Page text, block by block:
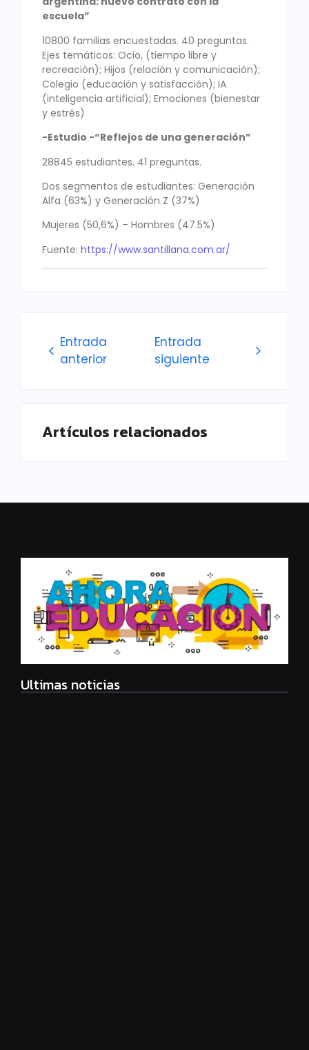
escuela”
10800 familias encuestadas. 40 preguntas.
Ejes temáticos: Ocio, (tiempo libre y
recreación); Hijos (relación y comunicación);
Colegio (educación y satisfacción); IA
(inteligencia artificial); Emociones (bienestar
y estrés)
-Estudio -“Reflejos de una generación”
28845 estudiantes. 41 preguntas.
Dos segmentos de estudiantes: Generación
Alfa (63%) y Generación Z (37%)
Mujeres (50,6%) – Hombres (47.5%)
Fuente: https://www.santillana.com.ar/
Entrada
anterior
Entrada
siguiente
Artículos relacionados
Ultimas noticias